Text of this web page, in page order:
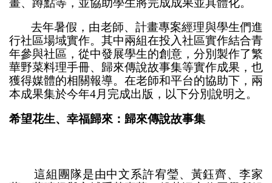
去年暑假，由老師、計畫專案經理與學生們進
行社區場域實作。其中兩組在投入社區實作結合青
年參與社區，從中發展學生的創意，分別製作了繁
華野菜料理手冊、歸來傳說故事集等實作成果，也
獲得媒體的相關報導。在老師和平台的協助下，兩
本成果集於今年4月完成出版，以下分別說明之。
希望花生、幸福歸來：歸來傳說故事集
這組團隊是由中文系許宥瑩、黃鈺齊、李家